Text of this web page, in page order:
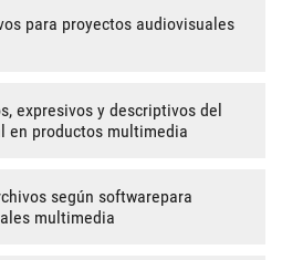
para proyectos audiovisuales
expresivos y descriptivos del
en productos multimedia
según softwarepara
multimedia